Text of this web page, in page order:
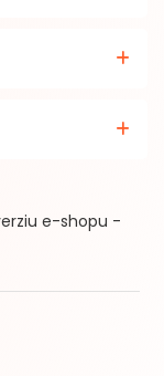
e-shopu -